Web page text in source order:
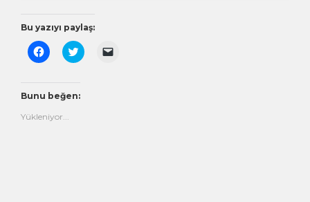
Bu yazıyı paylaş:
Facebook'ta
paylaşmak
pencerede
açılır)
Twitter
üzerinde
(Yeni
Bunu beğen:
Yükleniyor...